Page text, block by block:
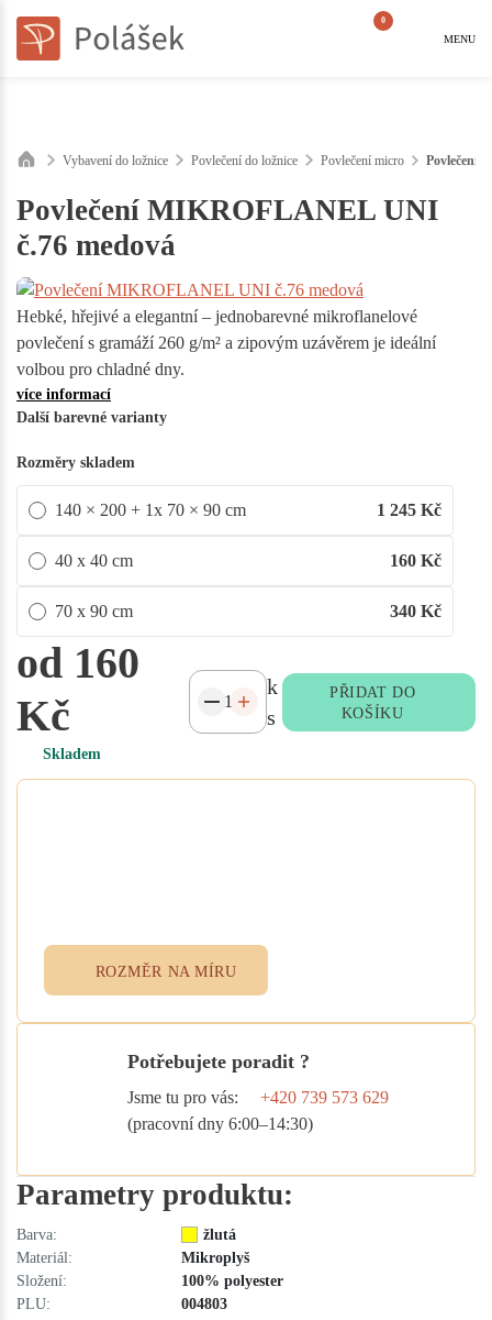
0
MENU
Vybavení do ložnice Povlečení do ložnice Povlečení micro Povlečení
Povlečení MIKROFLANEL UNI
č.76 medová
Hebké, hřejivé a elegantní – jednobarevné mikroflanelové
povlečení s gramáží 260 g/m² a zipovým uzávěrem je ideální
volbou pro chladné dny.
více informací
Další barevné varianty
Rozměry skladem
140 × 200 + 1x 70 × 90 cm 1 245 Kč
40 x 40 cm 160 Kč
70 x 90 cm 340 Kč
od 160
Kč
Skladem
k
s
PŘIDAT DO
KOŠÍKU
ROZMĚR NA MÍRU
Potřebujete poradit ?
Jsme tu pro vás:
+420 739 573 629
(pracovní dny 6:00–14:30)
Parametry produktu:
Barva:
žlutá
Materiál:
Mikroplyš
Složení:
100% polyester
PLU:
004803